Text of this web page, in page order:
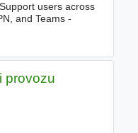
users across
and Teams -
provozu